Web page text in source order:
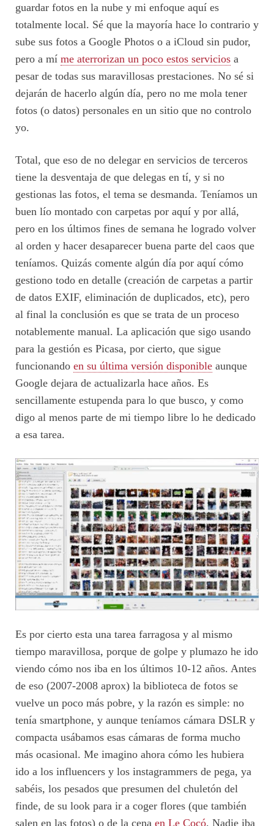
guardar fotos en la nube y mi enfoque aquí es
totalmente local. Sé que la mayoría hace lo contrario y
sube sus fotos a Google Photos o a iCloud sin pudor,
pero a mí me aterrorizan un poco estos servicios a
pesar de todas sus maravillosas prestaciones. No sé si
dejarán de hacerlo algún día, pero no me mola tener
fotos (o datos) personales en un sitio que no controlo
yo.
Total, que eso de no delegar en servicios de terceros
tiene la desventaja de que delegas en tí, y si no
gestionas las fotos, el tema se desmanda. Teníamos un
buen lío montado con carpetas por aquí y por allá,
pero en los últimos fines de semana he logrado volver
al orden y hacer desaparecer buena parte del caos que
teníamos. Quizás comente algún día por aquí cómo
gestiono todo en detalle (creación de carpetas a partir
de datos EXIF, eliminación de duplicados, etc), pero
al final la conclusión es que se trata de un proceso
notablemente manual. La aplicación que sigo usando
para la gestión es Picasa, por cierto, que sigue
funcionando en su última versión disponible aunque
Google dejara de actualizarla hace años. Es
sencillamente estupenda para lo que busco, y como
digo al menos parte de mi tiempo libre lo he dedicado
a esa tarea.
Es por cierto esta una tarea farragosa y al mismo
tiempo maravillosa, porque de golpe y plumazo he ido
viendo cómo nos iba en los últimos 10-12 años. Antes
de eso (2007-2008 aprox) la biblioteca de fotos se
vuelve un poco más pobre, y la razón es simple: no
tenía smartphone, y aunque teníamos cámara DSLR y
compacta usábamos esas cámaras de forma mucho
más ocasional. Me imagino ahora cómo les hubiera
ido a los influencers y los instagrammers de pega, ya
sabéis, los pesados que presumen del chuletón del
finde, de su look para ir a coger flores (que también
salen en las fotos) o de la cena en Le Cocó. Nadie iba